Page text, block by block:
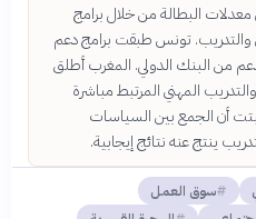
البطالة من خلال برامج
والتدريب. تونس طبقت برامج دعم
من البنك الدولي. المغرب أطلق
المهني المرتبط مباشرة
أن الجمع بين السياسات
ينتج عنه نتائج إيجابية.
سوق العمل